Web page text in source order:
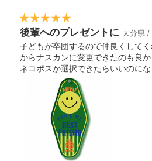
後輩へのプレゼントに 大分県 /
子どもが卒団するので仲良くして
からナスカンに変更できたのも良
ネコポスか選択できたらいいのにな